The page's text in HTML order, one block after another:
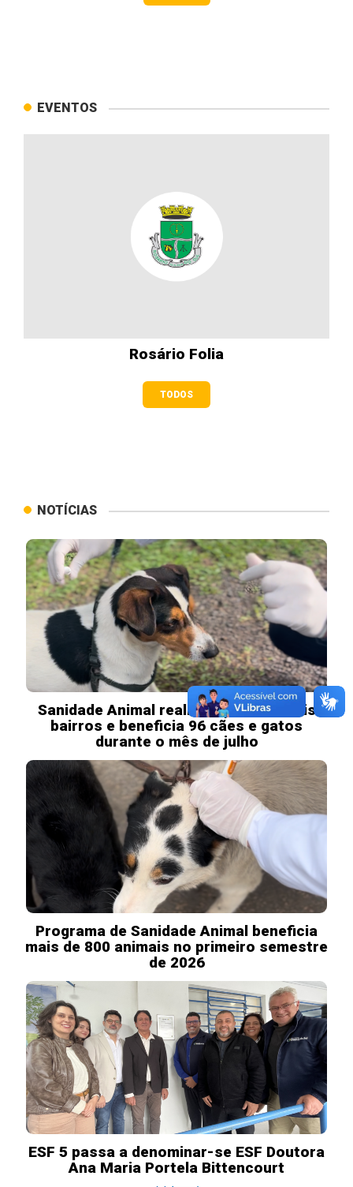
EVENTOS
Rosário Folia
TODOS
NOTÍCIAS
Sanidade Animal realiza ações em dois
bairros e beneficia 96 cães e gatos
durante o mês de julho
Programa de Sanidade Animal beneficia
mais de 800 animais no primeiro semestre
de 2026
ESF 5 passa a denominar-se ESF Doutora
Ana Maria Portela Bittencourt